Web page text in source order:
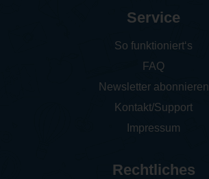
Service
So funktioniert‘s
FAQ
Newsletter abonnieren
Kontakt/Support
Impressum
Rechtliches